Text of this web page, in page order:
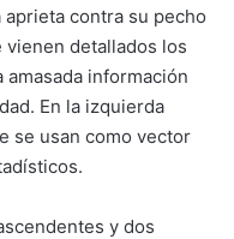
contra su pecho
detallados los
amasada información
En la izquierda
se usan como vector
y dos